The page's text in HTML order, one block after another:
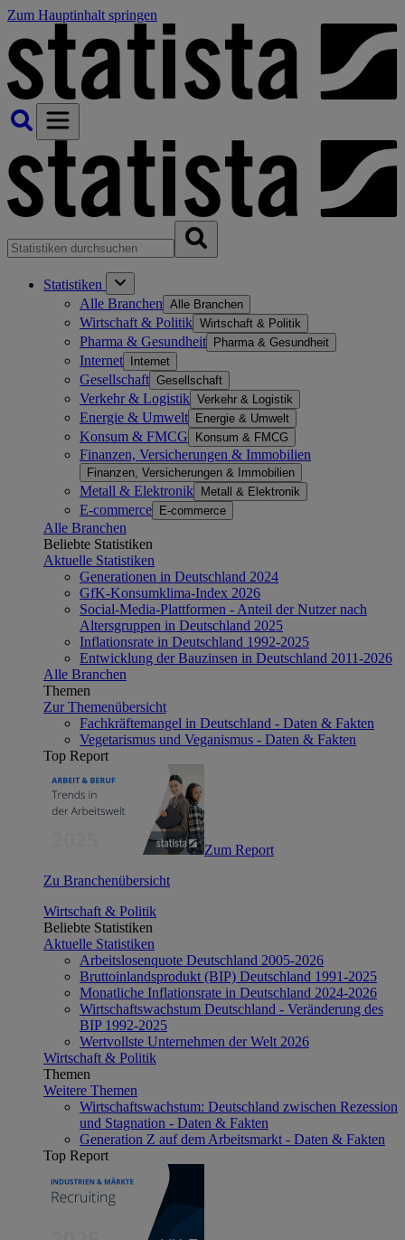
Zum Hauptinhalt springen
Statistiken
Alle Branchen Alle Branchen
Wirtschaft & Politik Wirtschaft & Politik
Pharma & Gesundheit Pharma & Gesundheit
Internet Internet
Gesellschaft Gesellschaft
Verkehr & Logistik Verkehr & Logistik
Energie & Umwelt Energie & Umwelt
Konsum & FMCG Konsum & FMCG
Finanzen, Versicherungen & Immobilien
Finanzen, Versicherungen & Immobilien
Metall & Elektronik Metall & Elektronik
E-commerce E-commerce
Alle Branchen
Beliebte Statistiken
Aktuelle Statistiken
Generationen in Deutschland 2024
GfK-Konsumklima-Index 2026
Social-Media-Plattformen - Anteil der Nutzer nach
Altersgruppen in Deutschland 2025
Inflationsrate in Deutschland 1992-2025
Entwicklung der Bauzinsen in Deutschland 2011-2026
Alle Branchen
Themen
Zur Themenübersicht
Fachkräftemangel in Deutschland - Daten & Fakten
Vegetarismus und Veganismus - Daten & Fakten
Top Report
Zum Report
Zu Branchenübersicht
Wirtschaft & Politik
Beliebte Statistiken
Aktuelle Statistiken
Arbeitslosenquote Deutschland 2005-2026
Bruttoinlandsprodukt (BIP) Deutschland 1991-2025
Monatliche Inflationsrate in Deutschland 2024-2026
Wirtschaftswachstum Deutschland - Veränderung des
BIP 1992-2025
Wertvollste Unternehmen der Welt 2026
Wirtschaft & Politik
Themen
Weitere Themen
Wirtschaftswachstum: Deutschland zwischen Rezession
und Stagnation - Daten & Fakten
Generation Z auf dem Arbeitsmarkt - Daten & Fakten
Top Report